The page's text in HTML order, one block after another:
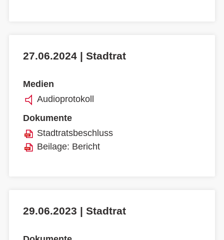
27.06.2024 | Stadtrat
Medien
Audioprotokoll
Dokumente
Stadtratsbeschluss
Beilage: Bericht
29.06.2023 | Stadtrat